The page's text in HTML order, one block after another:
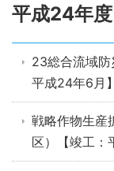
平成24年度
23総合流域防
平成24年6月】
戦略作物生産
区）【竣工：